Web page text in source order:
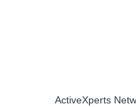
ActiveXperts